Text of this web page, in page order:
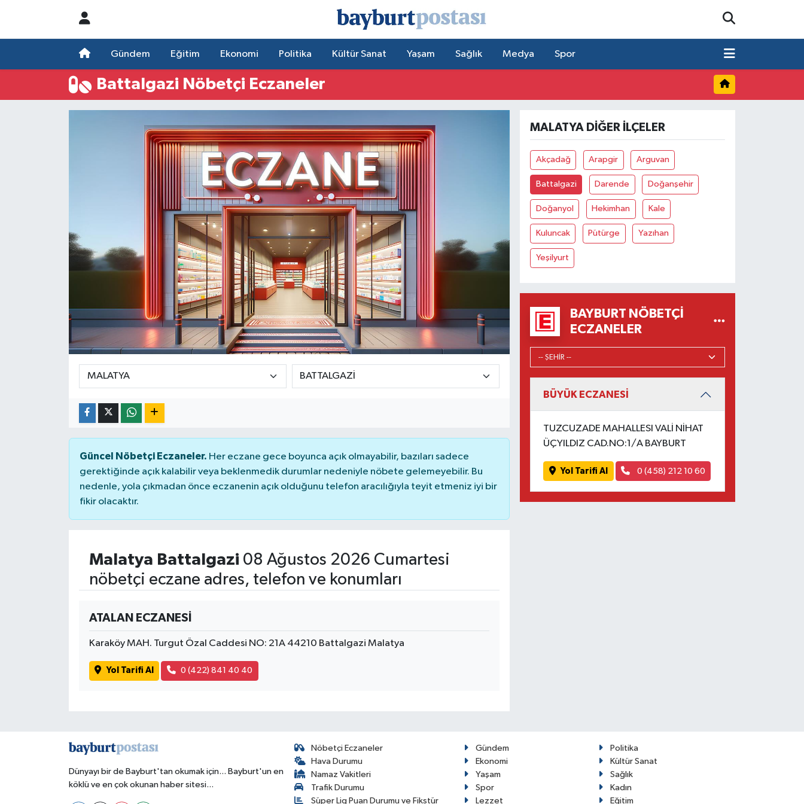
Gündem Eğitim Ekonomi Politika Kültür Sanat Yaşam Sağlık Medya Spor
Battalgazi Nöbetçi Eczaneler
Güncel Nöbetçi Eczaneler. Her eczane gece boyunca açık olmayabilir, bazıları sadece
gerektiğinde açık kalabilir veya beklenmedik durumlar nedeniyle nöbete gelemeyebilir. Bu
nedenle, yola çıkmadan önce eczanenin açık olduğunu telefon aracılığıyla teyit etmeniz iyi bir
fikir olacaktır.
Malatya Battalgazi 08 Ağustos 2026 Cumartesi
nöbetçi eczane adres, telefon ve konumları
ATALAN ECZANESİ
Karaköy MAH. Turgut Özal Caddesi NO: 21A 44210 Battalgazi Malatya
Yol Tarifi Al 0 (422) 841 40 40
MALATYA DIĞER İLÇELER
Akçadağ Arapgir Arguvan
Battalgazi Darende Doğanşehir
Doğanyol Hekimhan Kale
Kuluncak Pütürge Yazıhan
Yeşilyurt
BAYBURT NÖBETÇI
ECZANELER
BÜYÜK ECZANESİ
TUZCUZADE MAHALLESI VALİ NİHAT
ÜÇYILDIZ CAD.NO:1/A BAYBURT
Yol Tarifi Al 0 (458) 212 10 60
Dünyayı bir de Bayburt'tan okumak için... Bayburt'un en
köklü ve en çok okunan haber sitesi...
Nöbetçi Eczaneler
Hava Durumu
Namaz Vakitleri
Trafik Durumu
Süper Lig Puan Durumu ve Fikstür
Gündem
Politika
Ekonomi
Kültür Sanat
Yaşam
Sağlık
Spor
Kadın
Lezzet
Eğitim
Hava Durumu
Süper Lig Puan Durumu ve Fikstür
Haber Arşivi